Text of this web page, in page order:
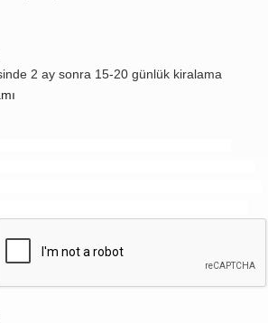
2 ay sonra 15-20 günlük kiralama